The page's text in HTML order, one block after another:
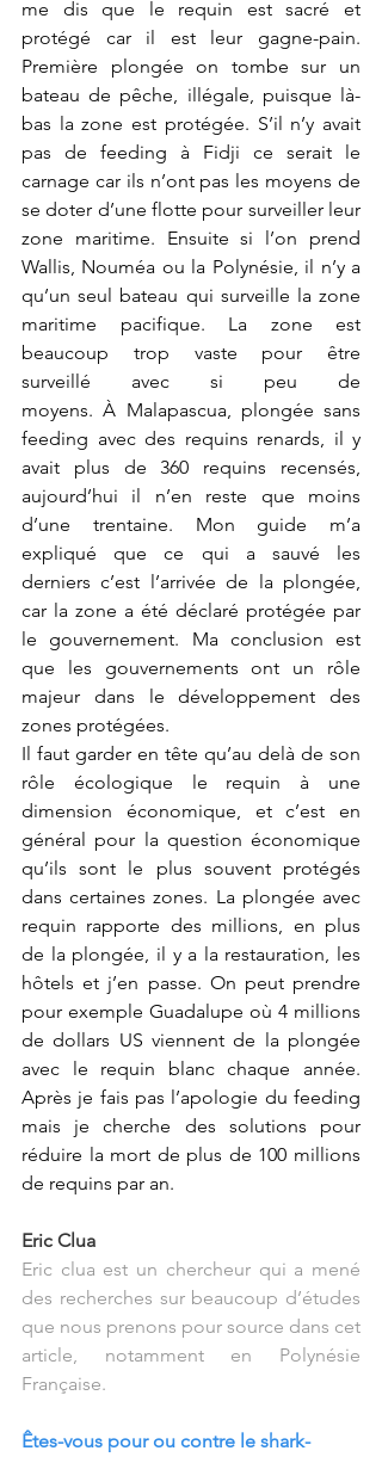
me dis que le requin est sacré et
protégé car il est leur gagne-pain.
Première plongée on tombe sur un
bateau de pêche, illégale, puisque là-
bas la zone est protégée. S’il n’y avait
pas de feeding à Fidji ce serait le
carnage car ils n’ont pas les moyens de
se doter d’une flotte pour surveiller leur
zone maritime. Ensuite si l’on prend
Wallis, Nouméa ou la Polynésie, il n’y a
qu’un seul bateau qui surveille la zone
maritime pacifique. La zone est
beaucoup trop vaste pour être
surveillé avec si peu de
moyens. À Malapascua, plongée sans
feeding avec des requins renards, il y
avait plus de 360 requins recensés,
aujourd’hui il n’en reste que moins
d’une trentaine. Mon guide m’a
expliqué que ce qui a sauvé les
derniers c’est l’arrivée de la plongée,
car la zone a été déclaré protégée par
le gouvernement. Ma conclusion est
que les gouvernements ont un rôle
majeur dans le développement des
zones protégées.
Il faut garder en tête qu’au delà de son
rôle écologique le requin à une
dimension économique, et c’est en
général pour la question économique
qu’ils sont le plus souvent protégés
dans certaines zones. La plongée avec
requin rapporte des millions, en plus
de la plongée, il y a la restauration, les
hôtels et j’en passe. On peut prendre
pour exemple Guadalupe où 4 millions
de dollars US viennent de la plongée
avec le requin blanc chaque année.
Après je fais pas l’apologie du feeding
mais je cherche des solutions pour
réduire la mort de plus de 100 millions
de requins par an.
Eric Clua
Eric clua est un chercheur qui a mené
des recherches sur beaucoup d’études
que nous prenons pour source dans cet
article, notamment en Polynésie
Française.
Êtes-vous pour ou contre le shark-